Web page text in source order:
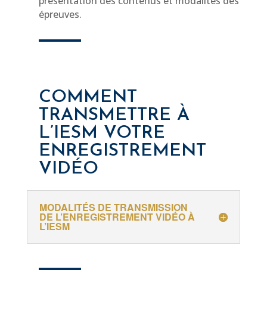
épreuves.
COMMENT
TRANSMETTRE À
L’IESM VOTRE
ENREGISTREMENT
VIDÉO
MODALITÉS DE TRANSMISSION
DE L’ENREGISTREMENT VIDÉO À
L’IESM